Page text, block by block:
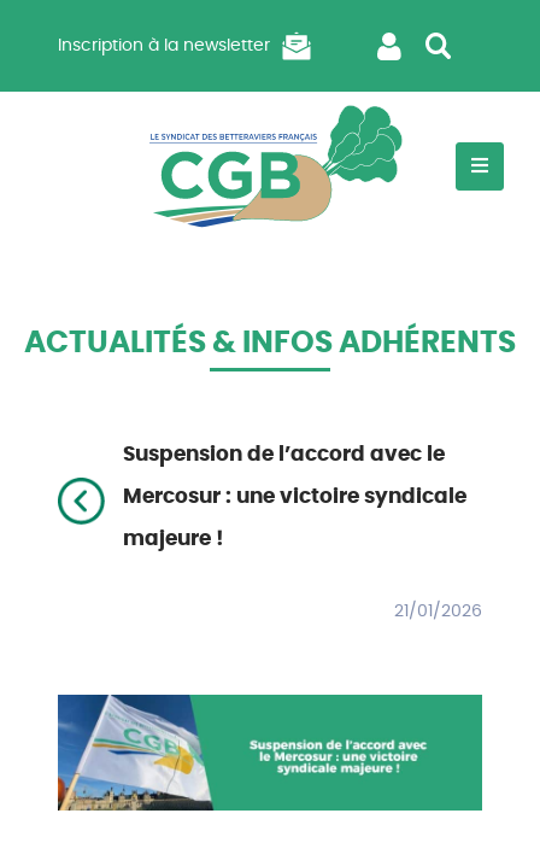
Inscription à la newsletter
ACTUALITÉS & INFOS ADHÉRENTS
Suspension de l’accord avec le
Mercosur : une victoire syndicale
majeure !
21/01/2026